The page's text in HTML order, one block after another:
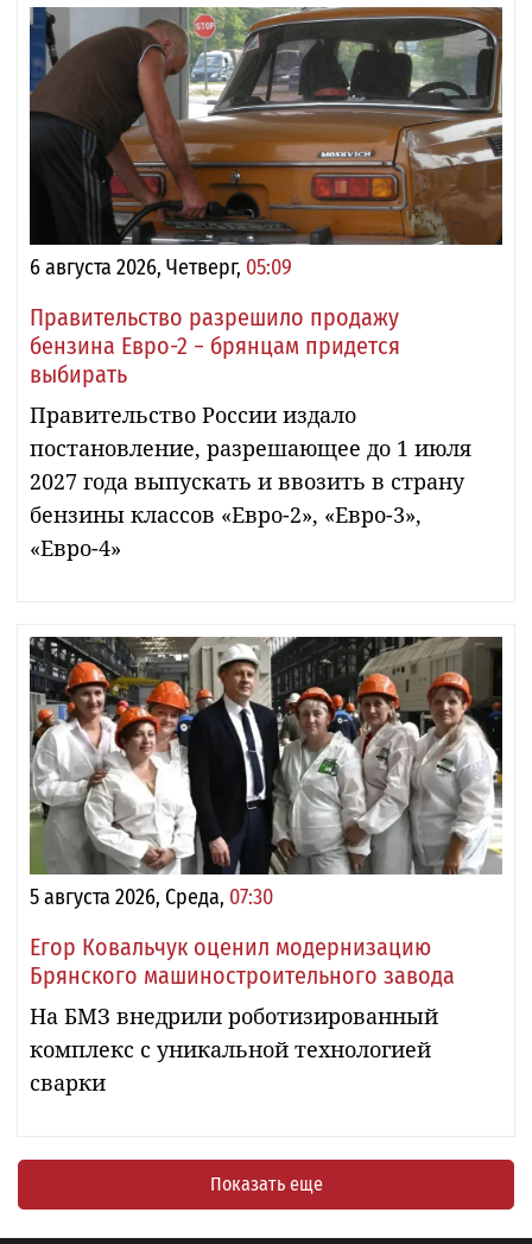
6 августа 2026, Четверг, 05:09
Правительство разрешило продажу
бензина Евро-2 − брянцам придется
выбирать
Правительство России издало
постановление, разрешающее до 1 июля
2027 года выпускать и ввозить в страну
бензины классов «Евро-2», «Евро-3»,
«Евро-4»
5 августа 2026, Среда, 07:30
Егор Ковальчук оценил модернизацию
Брянского машиностроительного завода
На БМЗ внедрили роботизированный
комплекс с уникальной технологией
сварки
Показать еще